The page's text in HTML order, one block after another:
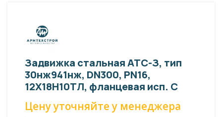
Задвижка стальная АТС-З, тип
30нж941нж, DN300, PN16,
12Х18Н10ТЛ, фланцевая исп. С
Цену уточняйте у менеджера